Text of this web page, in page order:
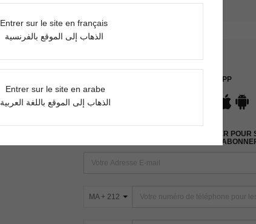
APP
ABONNEZ-VOUS À NOTRE NEWSLETTER
PREMIÈRE ! (VOUS POUVEZ VOUS
MA + 212
Entrer sur le site en français
الذهاب إلى الموقع بالفرنسية
Entrer sur le site en arabe
الذهاب إلى الموقع باللغة العربية